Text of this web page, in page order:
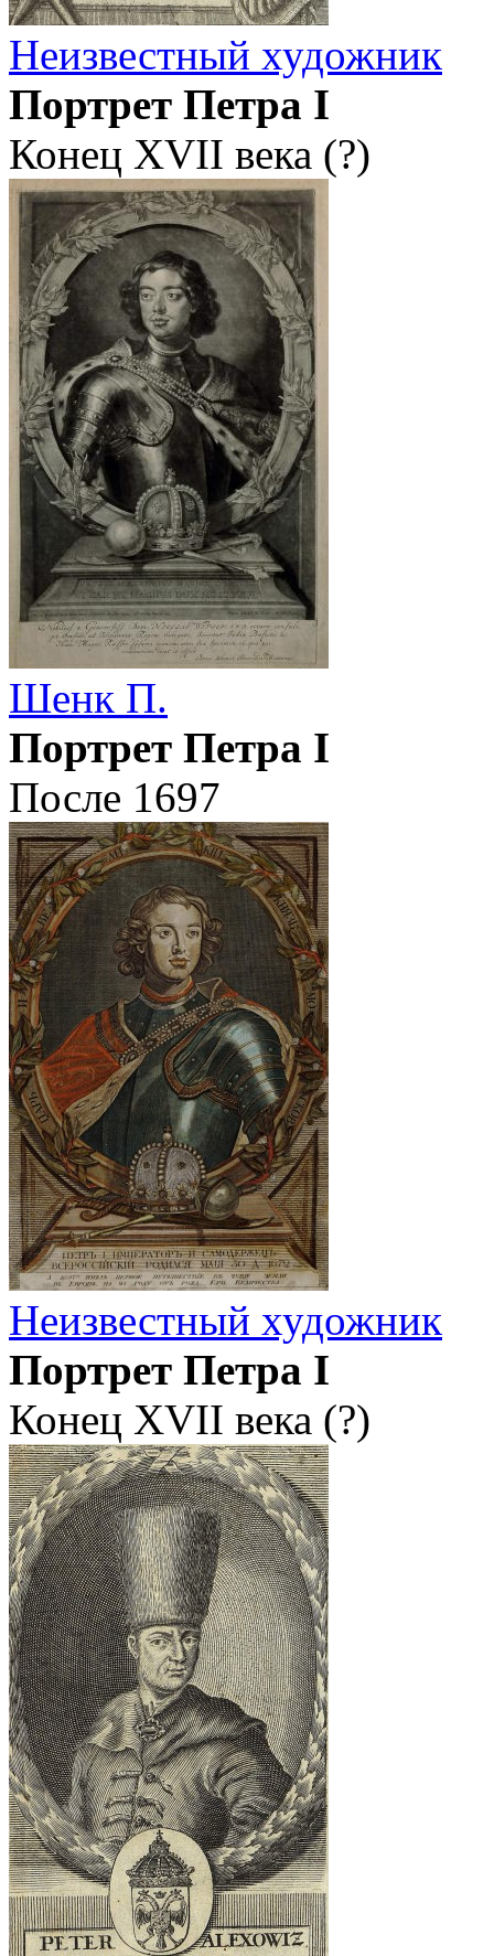
Неизвестный художник
Портрет Петра I
Конец XVII века (?)
Шенк П.
Портрет Петра I
После 1697
Неизвестный художник
Портрет Петра I
Конец XVII века (?)